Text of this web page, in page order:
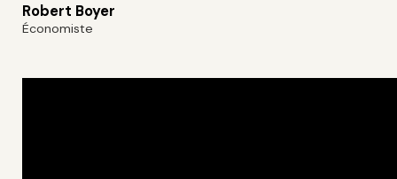
Robert Boyer
Économiste